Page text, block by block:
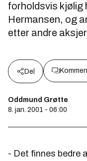
forholdsvis kjølig
Hermansen, og
etter andre
Del
Oddmund Grøtte
8. jan. 2001 - 06:00
- Det finnes bedre